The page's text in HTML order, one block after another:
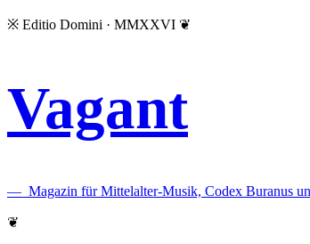
※ Editio Domini · MMXXVI ❦
Vagant
— Magazin für Mittelalter-Musik, Codex Buranus
❦